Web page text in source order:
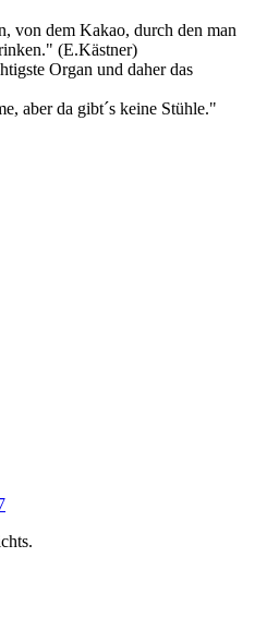
von dem Kakao, durch den man
(E.Kästner)
Organ und daher das
aber da gibt´s keine Stühle."